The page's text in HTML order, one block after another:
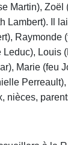
Martin),
Lambert). Il
Raymonde
Leduc), Louis
Marie (feu
nièces,